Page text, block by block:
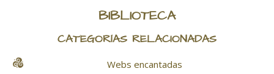
BIBLIOTECA
CATEGORÍAS RELACIONADAS
Webs encantadas